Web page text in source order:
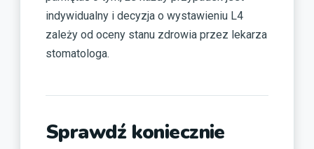
indywidualny i decyzja o wystawieniu L4
zależy od oceny stanu zdrowia przez lekarza
stomatologa.
Sprawdź koniecznie